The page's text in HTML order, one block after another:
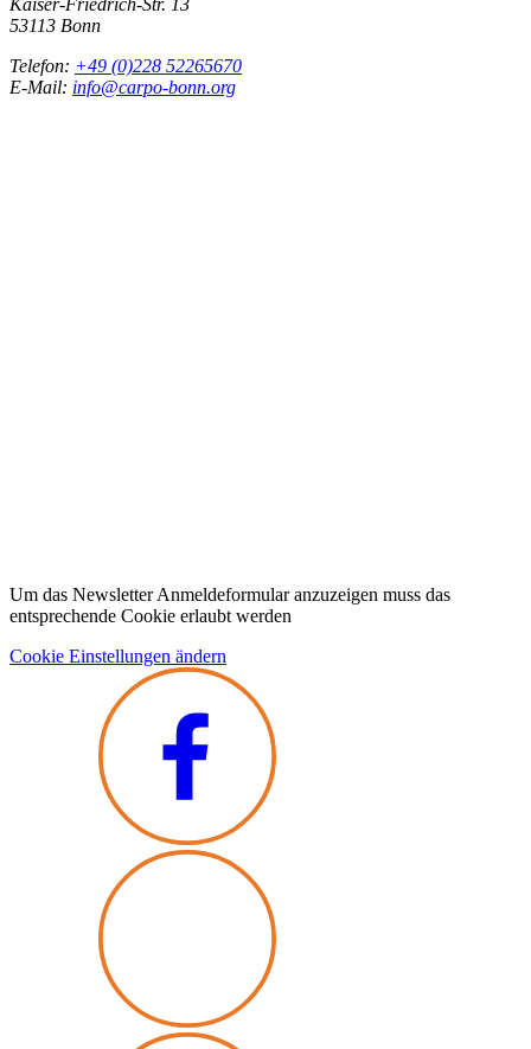
53113 Bonn
Telefon: +49 (0)228 52265670
E-Mail: info@carpo-bonn.org
Um das Newsletter Anmeldeformular anzuzeigen muss das
entsprechende Cookie erlaubt werden
Cookie Einstellungen ändern